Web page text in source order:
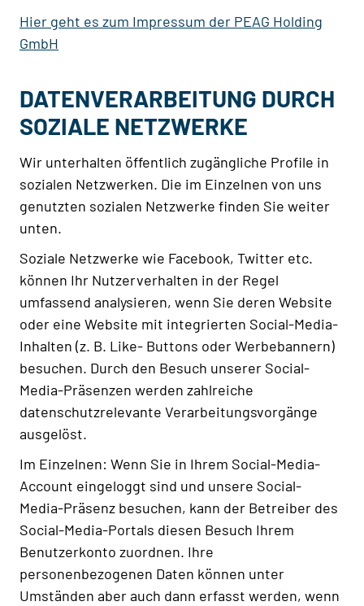
Hier geht es zum Impressum der PEAG Holding
GmbH
DATENVERARBEITUNG DURCH
SOZIALE NETZWERKE
Wir unterhalten öffentlich zugängliche Profile in
sozialen Netzwerken. Die im Einzelnen von uns
genutzten sozialen Netzwerke finden Sie weiter
unten.
Soziale Netzwerke wie Facebook, Twitter etc.
können Ihr Nutzerverhalten in der Regel
umfassend analysieren, wenn Sie deren Website
oder eine Website mit integrierten Social-Media-
Inhalten (z. B. Like- Buttons oder Werbebannern)
besuchen. Durch den Besuch unserer Social-
Media-Präsenzen werden zahlreiche
datenschutzrelevante Verarbeitungsvorgänge
ausgelöst.
Im Einzelnen: Wenn Sie in Ihrem Social-Media-
Account eingeloggt sind und unsere Social-
Media-Präsenz besuchen, kann der Betreiber des
Social-Media-Portals diesen Besuch Ihrem
Benutzerkonto zuordnen. Ihre
personenbezogenen Daten können unter
Umständen aber auch dann erfasst werden, wenn